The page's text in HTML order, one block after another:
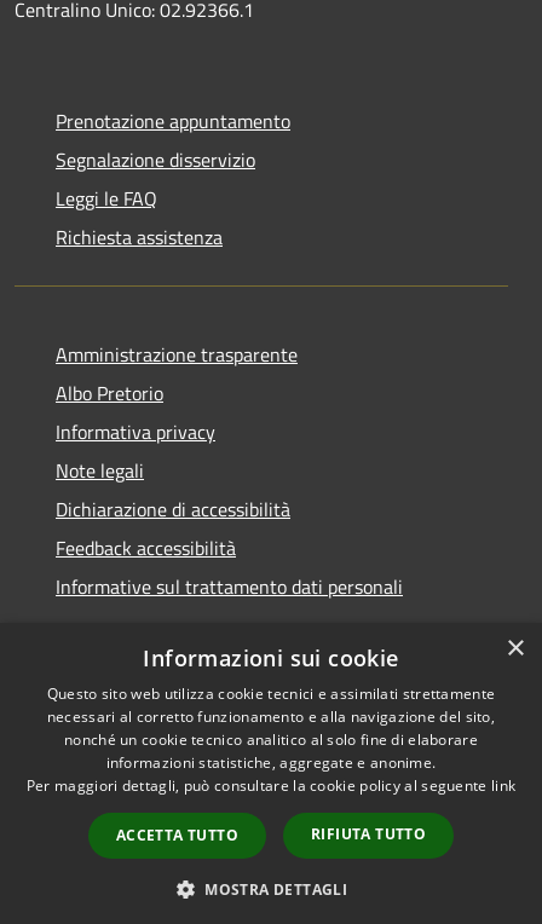
Centralino Unico: 02.92366.1
Prenotazione appuntamento
Segnalazione disservizio
Leggi le FAQ
Richiesta assistenza
Amministrazione trasparente
Albo Pretorio
Informativa privacy
Note legali
Dichiarazione di accessibilità
Feedback accessibilità
Informative sul trattamento dati personali
RSS
Accessibilità
Cookie
Mappa del sito
Informativa trattamento
Copyright © 2026 • Comune di
Pioltello • Powered by
Municipium•Accesso
redazione
×
Informazioni sui cookie
Questo sito web utilizza cookie tecnici e assimilati strettamente
necessari al corretto funzionamento e alla navigazione del sito,
nonché un cookie tecnico analitico al solo fine di elaborare
informazioni statistiche, aggregate e anonime.
Per maggiori dettagli, può consultare la cookie policy al seguente link
ACCETTA TUTTO RIFIUTA TUTTO
MOSTRA DETTAGLI